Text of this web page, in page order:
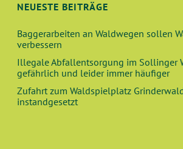
NEUESTE BEITRÄGE
Baggerarbeiten an Waldwegen sollen
verbessern
Illegale Abfallentsorgung im Sollinger
gefährlich und leider immer häufiger
Zufahrt zum Waldspielplatz
instandgesetzt